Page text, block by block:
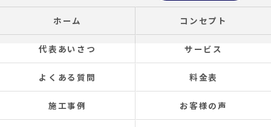
ホーム コンセプト
代表あいさつ サービス
よくある質問 料金表
施工事例 お客様の声